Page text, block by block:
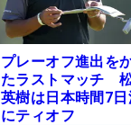
プレーオフ進出を
たラストマッチ
英樹は日本時間7日
にティオフ